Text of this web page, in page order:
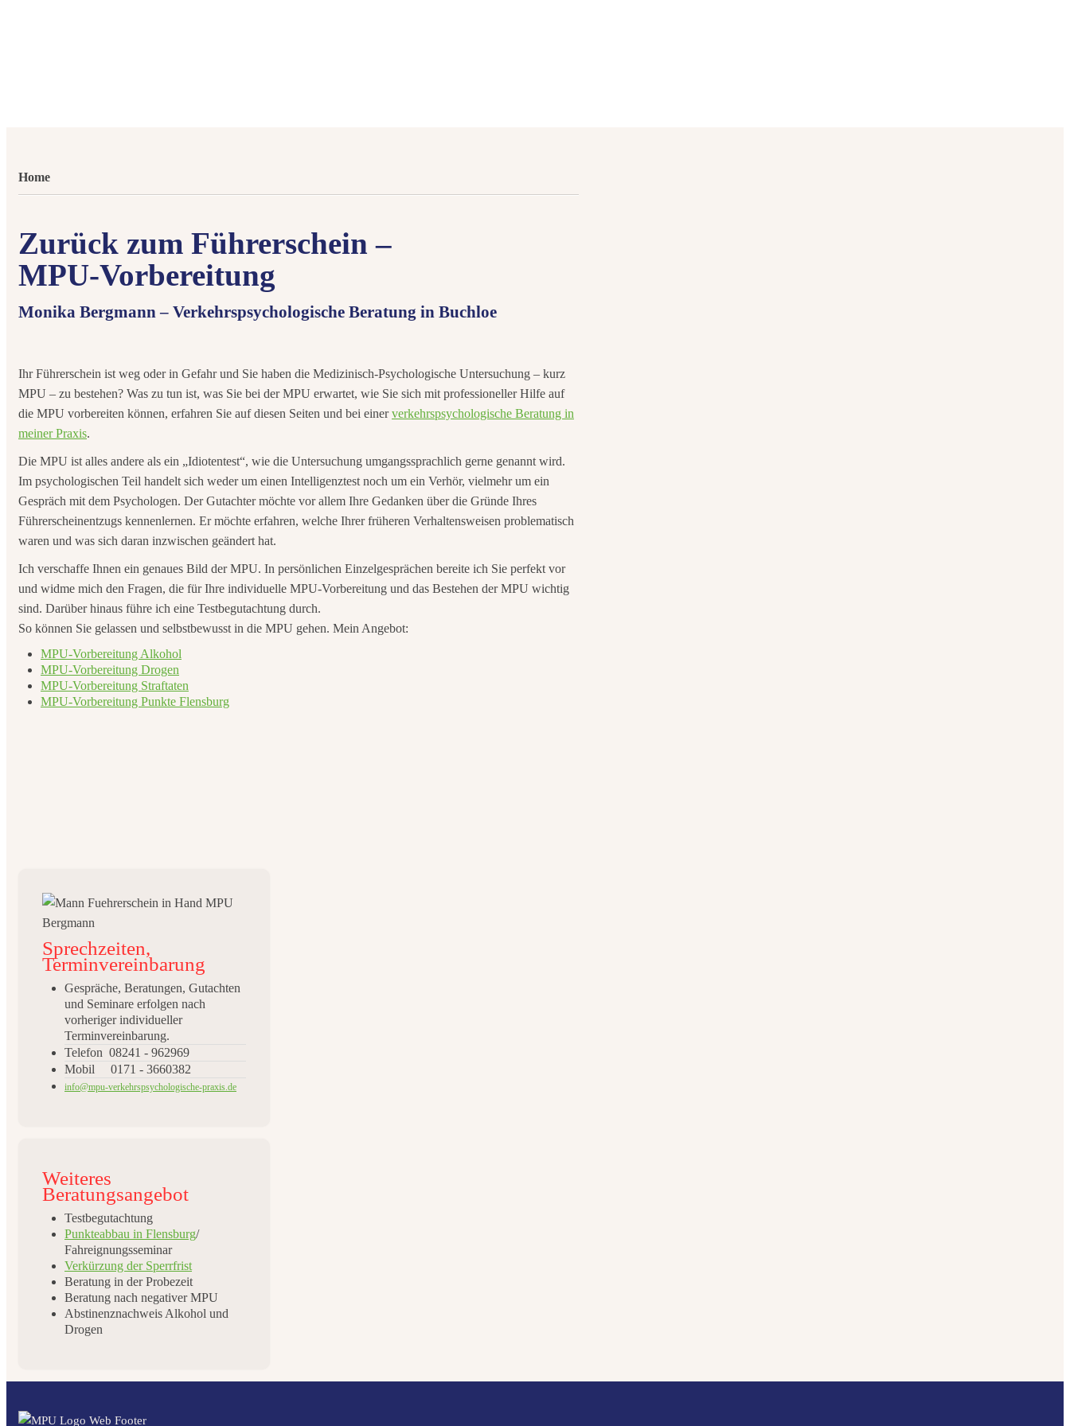
Home
Zurück zum Führerschein –
MPU-Vorbereitung
Monika Bergmann – Verkehrspsychologische Beratung in Buchloe
Ihr Führerschein ist weg oder in Gefahr und Sie haben die Medizinisch-Psychologische Untersuchung – kurz
MPU – zu bestehen? Was zu tun ist, was Sie bei der MPU erwartet, wie Sie sich mit professioneller Hilfe auf
die MPU vorbereiten können, erfahren Sie auf diesen Seiten und bei einerverkehrspsychologische Beratung in
meiner Praxis.
Die MPU ist alles andere als ein „Idiotentest“, wie die Untersuchung umgangssprachlich gerne genannt wird.
Im psychologischen Teil handelt sich weder um einen Intelligenztest noch um ein Verhör, vielmehr um ein
Gespräch mit dem Psychologen. Der Gutachter möchte vor allem Ihre Gedanken über die Gründe Ihres
Führerscheinentzugs kennenlernen. Er möchte erfahren, welche Ihrer früheren Verhaltensweisen problematisch
waren und was sich daran inzwischen geändert hat.
Ich verschaffe Ihnen ein genaues Bild der MPU. In persönlichen Einzelgesprächen bereite ich Sie perfekt vor
und widme mich den Fragen, die für Ihre individuelle MPU-Vorbereitung und das Bestehen der MPU wichtig
sind. Darüber hinaus führe ich eine Testbegutachtung durch.
So können Sie gelassen und selbstbewusst in die MPU gehen. Mein Angebot:
MPU-Vorbereitung Alkohol
MPU-Vorbereitung Drogen
MPU-Vorbereitung Straftaten
MPU-Vorbereitung Punkte Flensburg
Sprechzeiten,
Terminvereinbarung
Gespräche, Beratungen, Gutachten
und Seminare erfolgen nach
vorheriger individueller
Terminvereinbarung.
Telefon 08241 - 962969
Mobil 0171 - 3660382
info@mpu-verkehrspsychologische-praxis.de
Weiteres
Beratungsangebot
Testbegutachtung
Punkteabbau in Flensburg/
Fahreignungsseminar
Verkürzung der Sperrfrist
Beratung in der Probezeit
Beratung nach negativer MPU
Abstinenznachweis Alkohol und
Drogen